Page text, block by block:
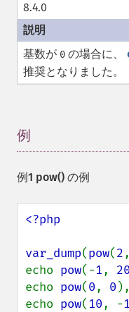
8.4.0
基数が 0 の場合に、
推奨となりました。
例
例1 pow() の例
<?php
var_dump(pow(2
echo pow(-1, 20
echo pow(0, 0
echo pow(10, -1